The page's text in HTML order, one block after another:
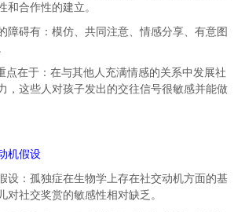
和合作性的建立。
障碍有：模仿、共同注意、情感分享、有意图
点在于：在与其他人充满情感的关系中发展社
这些人对孩子发出的交往信号很敏感并能做
机假设
设：孤独症在生物学上存在社交动机方面的基
对社交奖赏的敏感性相对缺乏。